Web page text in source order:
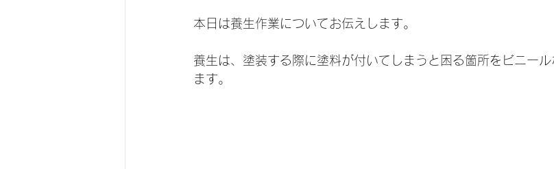
本日は養生作業についてお伝えします。
養生は、塗装する際に塗料が付いてしまうと困る箇所をビニー
ます。